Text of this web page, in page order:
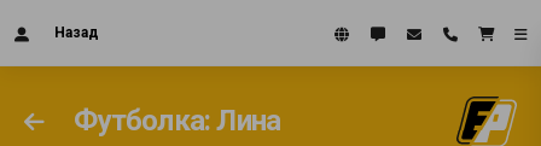
Назад
Футболка: Лина